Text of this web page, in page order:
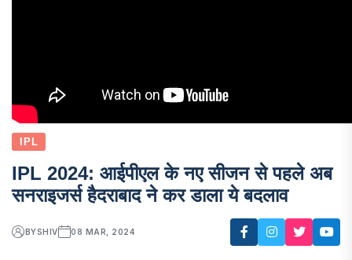
IPL
IPL 2024: आईपीएल के नए सीजन से पहले अब
सनराइजर्स हैदराबाद ने कर डाला ये बदलाव
BYSHIV 08 MAR, 2024